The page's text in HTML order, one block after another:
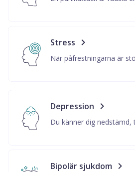
Stress
När påfrestningarna är
Depression
Du känner dig nedstämd,
Bipolär sjukdom